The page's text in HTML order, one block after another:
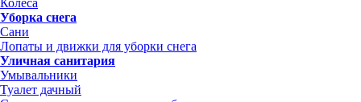
Колеса
Уборка снега
Сани
Лопаты и движки для уборки снега
Уличная санитария
Умывальники
Туалет дачный